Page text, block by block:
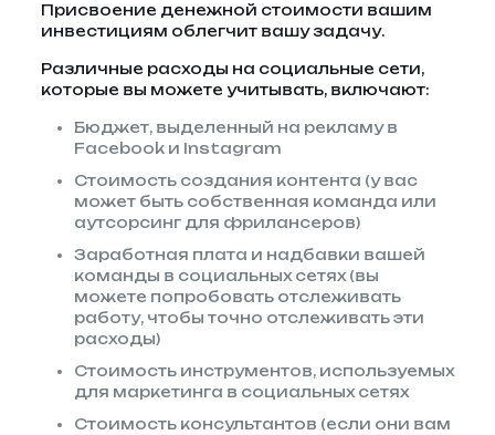
Присвоение денежной стоимости вашим
инвестициям облегчит вашу задачу.
Различные расходы на социальные сети,
которые вы можете учитывать, включают:
Бюджет, выделенный на рекламу в
Facebook и Instagram
Стоимость создания контента (у вас
может быть собственная команда или
аутсорсинг для фрилансеров)
Заработная плата и надбавки вашей
команды в социальных сетях (вы
можете попробовать отслеживать
работу, чтобы точно отслеживать эти
расходы)
Стоимость инструментов, используемых
для маркетинга в социальных сетях
Стоимость консультантов (если они вам